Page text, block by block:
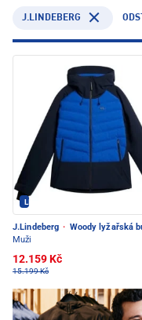
J.LINDEBERG
LINDEBERG - PEC POD SNĚŽKOU
J.Lindeberg · Woody lyžařská
Muži
12.159 Kč
15.199 Kč